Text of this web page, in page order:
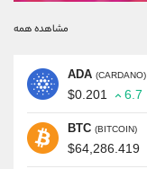
مشاهده همه
ADA (CARDANO)
$0.201 6.7
BTC (BITCOIN)
$64,286.419